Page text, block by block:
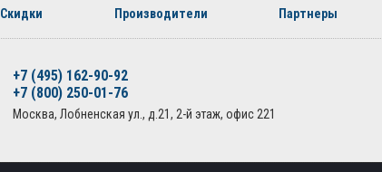
Скидки Производители Партнеры
+7 (495) 162-90-92
+7 (800) 250-01-76
Москва, Лобненская ул., д.21, 2-й этаж, офис 221